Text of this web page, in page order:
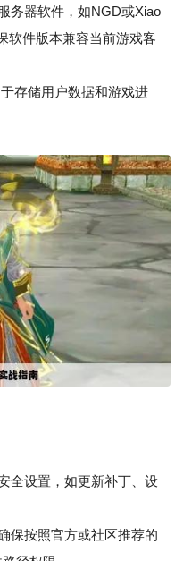
器软件，如NGD或Xiao
软件版本兼容当前游戏客
存储用户数据和游戏进
设置，如更新补丁、设
按照官方或社区推荐的